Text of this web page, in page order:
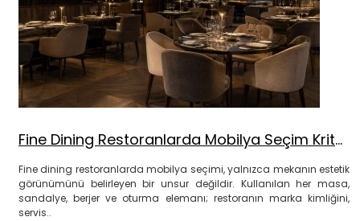
Fine Dining Restoranlarda Mobilya Seçim Kriterleri Nelerdir?
Fine dining restoranlarda mobilya seçimi, yalnızca mekanın estetik
görünümünü belirleyen bir unsur değildir. Kullanılan her masa,
sandalye, berjer ve oturma elemanı; restoranın marka kimliğini,
servis..